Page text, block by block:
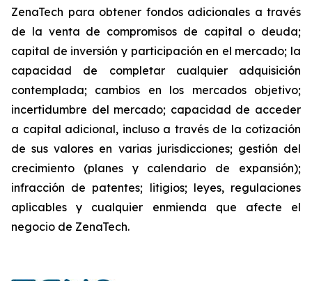
ZenaTech para obtener fondos adicionales a través
de la venta de compromisos de capital o deuda;
capital de inversión y participación en el mercado; la
capacidad de completar cualquier adquisición
contemplada; cambios en los mercados objetivo;
incertidumbre del mercado; capacidad de acceder
a capital adicional, incluso a través de la cotización
de sus valores en varias jurisdicciones; gestión del
crecimiento (planes y calendario de expansión);
infracción de patentes; litigios; leyes, regulaciones
aplicables y cualquier enmienda que afecte el
negocio de ZenaTech.